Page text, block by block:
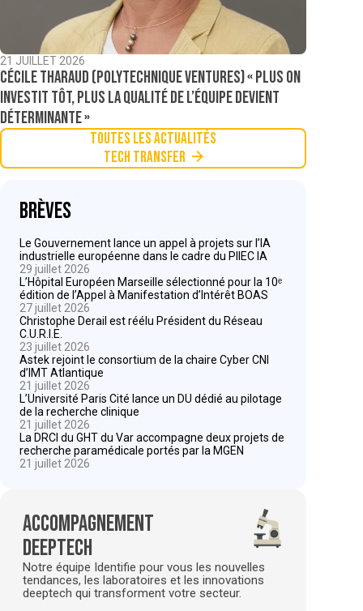
21 JUILLET 2026
Cécile Tharaud (Polytechnique Ventures) « Plus on
investit tôt, plus la qualité de l’équipe devient
déterminante »
Toutes les actualités
Tech Transfer
Brèves
Le Gouvernement lance un appel à projets sur l’IA
industrielle européenne dans le cadre du PIIEC IA
29 juillet 2026
L’Hôpital Européen Marseille sélectionné pour la 10ᵉ
édition de l’Appel à Manifestation d’Intérêt BOAS
27 juillet 2026
Christophe Derail est réélu Président du Réseau
C.U.R.I.E.
23 juillet 2026
Astek rejoint le consortium de la chaire Cyber CNI
d’IMT Atlantique
21 juillet 2026
L’Université Paris Cité lance un DU dédié au pilotage
de la recherche clinique
21 juillet 2026
La DRCI du GHT du Var accompagne deux projets de
recherche paramédicale portés par la MGEN
21 juillet 2026
Accompagnement
deeptech
Notre équipe Identifie pour vous les nouvelles
tendances, les laboratoires et les innovations
deeptech qui transforment votre secteur.